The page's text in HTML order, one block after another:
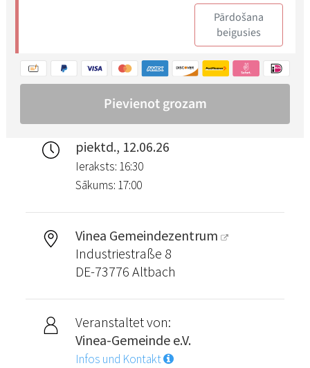
piektd., 12.06.26
Ieraksts: 16:30
Sākums: 17:00
Vinea Gemeindezentrum
Industriestraße 8
DE-73776 Altbach
Veranstaltet von:
Vinea-Gemeinde e.V.
Infos und Kontakt